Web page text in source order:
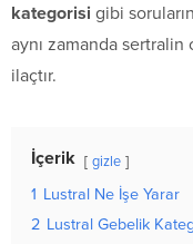
kategorisi gibi
aynı zamanda
ilaçtır.
İçerik gizle
1 Lustral Ne İşe Yarar
2 Lustral Gebelik